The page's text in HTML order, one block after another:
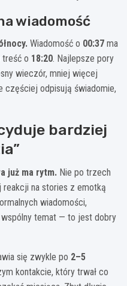
wiadomość
Wiadomość o 00:37 ma
treść o 18:20. Najlepsze pory
wieczór, mniej więcej
częściej odpisują świadomie,
bardziej
już ma rytm. Nie po trzech
reakcji na stories z emotką
wiadomości,
wspólny temat — to jest dobry
się zwykle po 2–5
kontakcie, który trwał co